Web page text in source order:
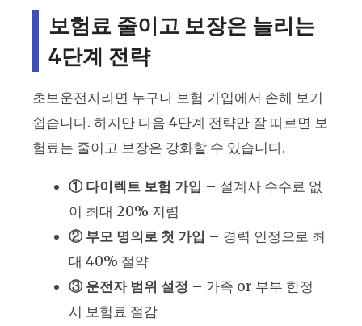
보험료 줄이고 보장은 늘리는
4단계 전략
초보운전자라면 누구나 보험 가입에서 손해 보기
쉽습니다. 하지만 다음 4단계 전략만 잘 따르면 보
험료는 줄이고 보장은 강화할 수 있습니다.
① 다이렉트 보험 가입 – 설계사 수수료 없
이 최대 20% 저렴
② 부모 명의로 첫 가입 – 경력 인정으로 최
대 40% 절약
③ 운전자 범위 설정 – 가족 or 부부 한정
시 보험료 절감